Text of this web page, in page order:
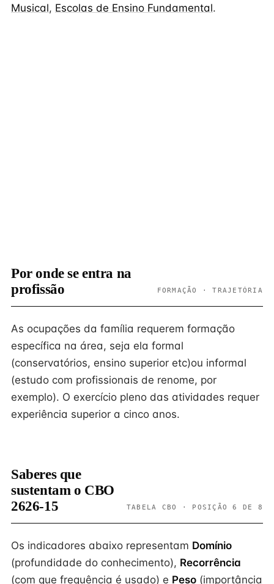
Musical, Escolas de Ensino Fundamental.
Por onde se entra na
profissão
FORMAÇÃO · TRAJETÓRIA
As ocupações da família requerem formação
específica na área, seja ela formal
(conservatórios, ensino superior etc)ou informal
(estudo com profissionais de renome, por
exemplo). O exercício pleno das atividades requer
experiência superior a cinco anos.
Saberes que
sustentam o CBO
2626-15
TABELA CBO · POSIÇÃO 6 DE 8
Os indicadores abaixo representam Domínio
(profundidade do conhecimento), Recorrência
(com que frequência é usado) e Peso (importância